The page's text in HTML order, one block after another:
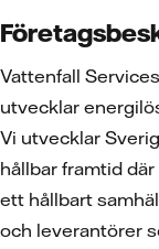
Vattenfall
utvecklar
Vi utvecklar
hållbar framtid
ett hållbart
och leverantörer